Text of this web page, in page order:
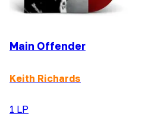
Main Offender
Keith Richards
1 LP